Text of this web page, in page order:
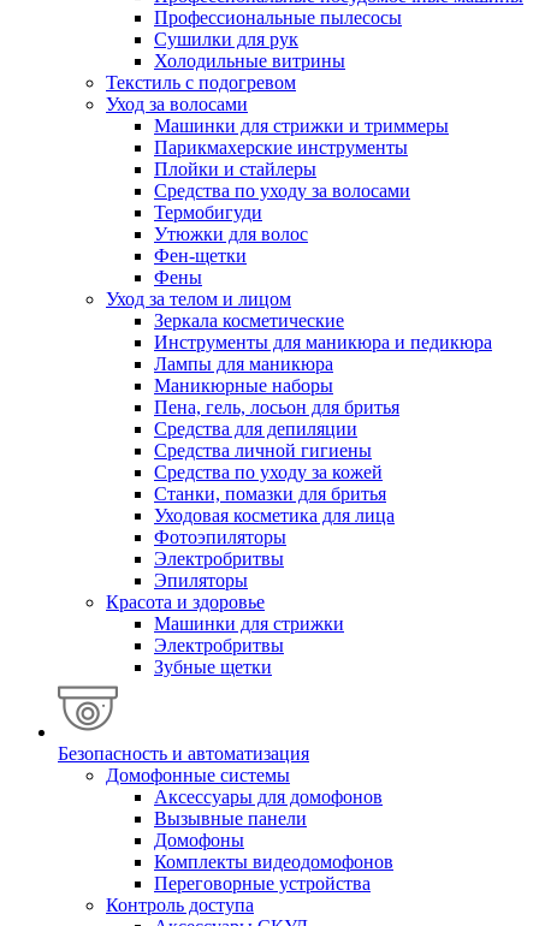
Профессиональные пылесосы
Сушилки для рук
Холодильные витрины
Текстиль с подогревом
Уход за волосами
Машинки для стрижки и триммеры
Парикмахерские инструменты
Плойки и стайлеры
Средства по уходу за волосами
Термобигуди
Утюжки для волос
Фен-щетки
Фены
Уход за телом и лицом
Зеркала косметические
Инструменты для маникюра и педикюра
Лампы для маникюра
Маникюрные наборы
Пена, гель, лосьон для бритья
Средства для депиляции
Средства личной гигиены
Средства по уходу за кожей
Станки, помазки для бритья
Уходовая косметика для лица
Фотоэпиляторы
Электробритвы
Эпиляторы
Красота и здоровье
Машинки для стрижки
Электробритвы
Зубные щетки
Безопасность и автоматизация
Домофонные системы
Аксессуары для домофонов
Вызывные панели
Домофоны
Комплекты видеодомофонов
Переговорные устройства
Контроль доступа